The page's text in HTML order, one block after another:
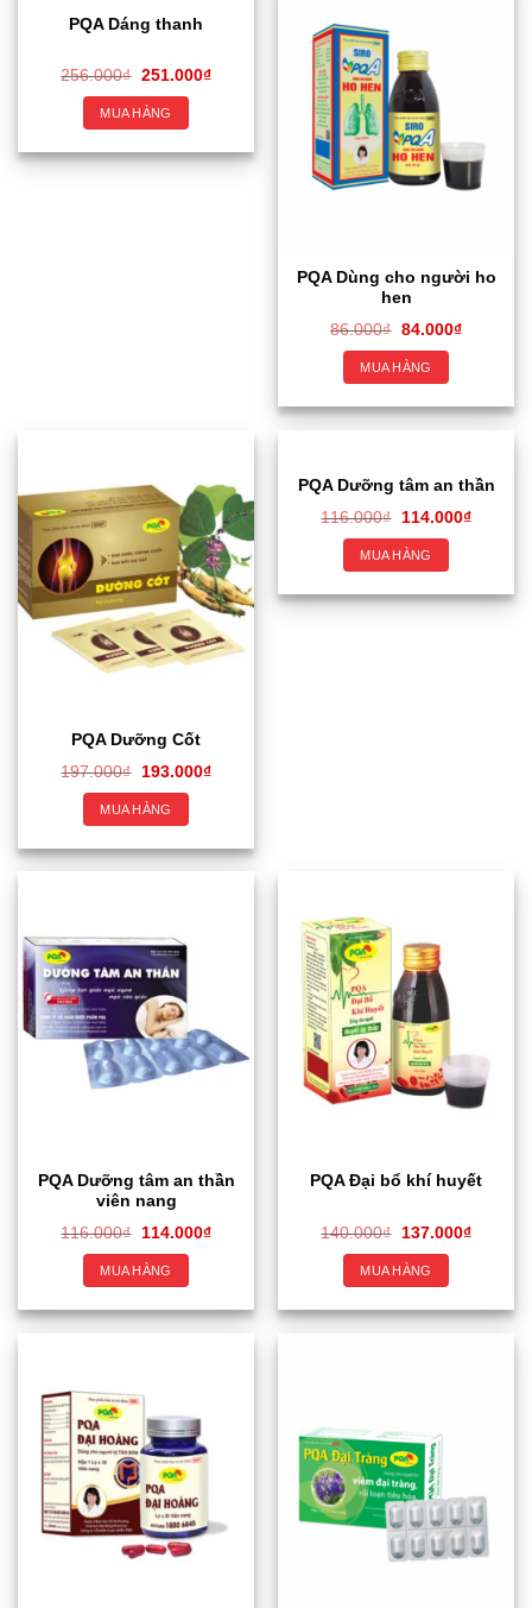
PQA Dáng thanh
256.000₫ 251.000₫
MUA HÀNG
PQA Dùng cho người ho
hen
86.000₫ 84.000₫
MUA HÀNG
PQA Dưỡng Cốt
197.000₫ 193.000₫
MUA HÀNG
PQA Dưỡng tâm an thần
116.000₫ 114.000₫
MUA HÀNG
PQA Dưỡng tâm an thần
viên nang
116.000₫ 114.000₫
MUA HÀNG
PQA Đại bổ khí huyết
140.000₫ 137.000₫
MUA HÀNG